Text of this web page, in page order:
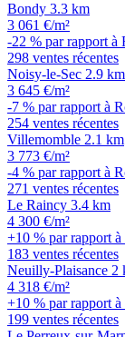
Bondy 3.3 km
3 061 €/m²
-22 % par rapport à
298 ventes récentes
Noisy-le-Sec 2.9 km
3 645 €/m²
-7 % par rapport à
254 ventes récentes
Villemomble 2.1 km
3 773 €/m²
-4 % par rapport à
271 ventes récentes
Le Raincy 3.4 km
4 300 €/m²
+10 % par rapport
183 ventes récentes
Neuilly-Plaisance 2
4 318 €/m²
+10 % par rapport
199 ventes récentes